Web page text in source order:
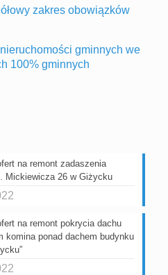
zakres obowiązków
gminnych we
100% gminnych
na remont zadaszenia
Mickiewicza 26 w Giżycku
na remont pokrycia dachu
komina ponad dachem budynku